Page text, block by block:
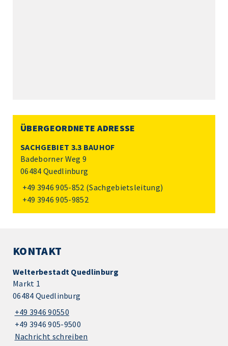
ÜBERGEORDNETE ADRESSE
SACHGEBIET 3.3 BAUHOF
Badeborner Weg 9
06484 Quedlinburg
+49 3946 905-852 (Sachgebietsleitung)
+49 3946 905-9852
KONTAKT
Welterbestadt Quedlinburg
Markt 1
06484 Quedlinburg
+49 3946 90550
+49 3946 905-9500
Nachricht schreiben